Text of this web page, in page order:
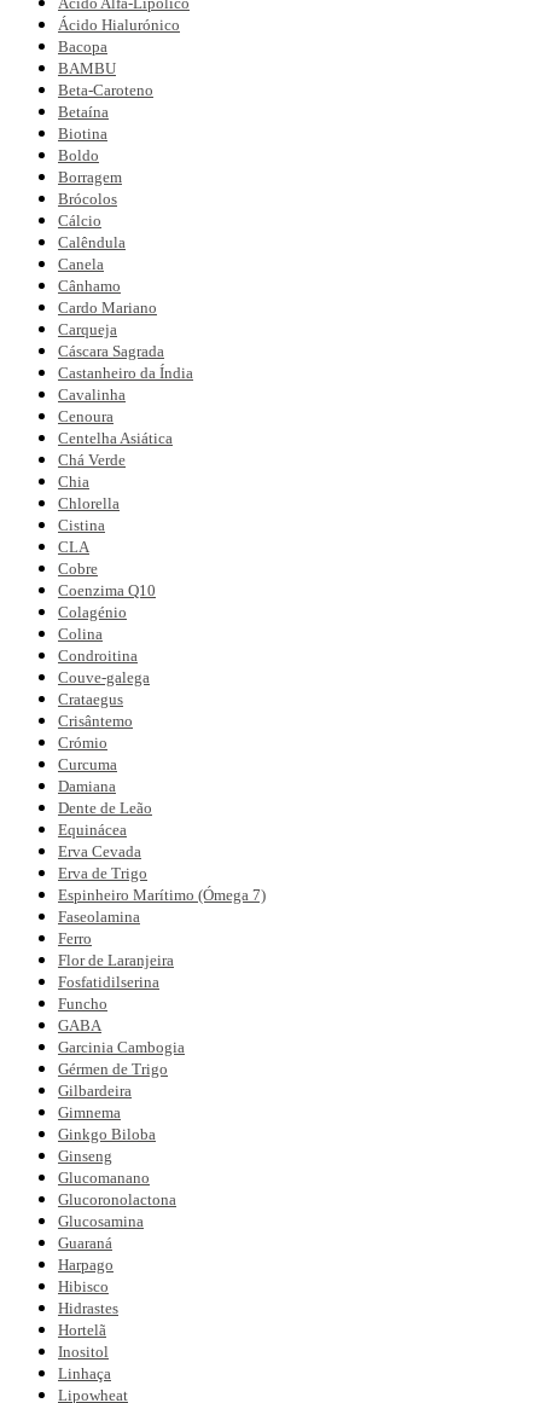
Ácido Hialurónico
Bacopa
BAMBU
Beta-Caroteno
Betaína
Biotina
Boldo
Borragem
Brócolos
Cálcio
Calêndula
Canela
Cânhamo
Cardo Mariano
Carqueja
Cáscara Sagrada
Castanheiro da Índia
Cavalinha
Cenoura
Centelha Asiática
Chá Verde
Chia
Chlorella
Cistina
CLA
Cobre
Coenzima Q10
Colagénio
Colina
Condroitina
Couve-galega
Crataegus
Crisântemo
Crómio
Curcuma
Damiana
Dente de Leão
Equinácea
Erva Cevada
Erva de Trigo
Espinheiro Marítimo (Ómega 7)
Faseolamina
Ferro
Flor de Laranjeira
Fosfatidilserina
Funcho
GABA
Garcinia Cambogia
Gérmen de Trigo
Gilbardeira
Gimnema
Ginkgo Biloba
Ginseng
Glucomanano
Glucoronolactona
Glucosamina
Guaraná
Harpago
Hibisco
Hidrastes
Hortelã
Inositol
Linhaça
Lipowheat